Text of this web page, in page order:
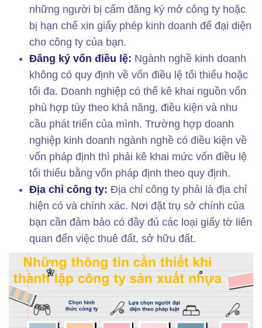
những người bị cấm đăng ký mở công ty hoặc
bị hạn chế xin giấy phép kinh doanh để đại diện
cho công ty của bạn.
Đăng ký vốn điều lệ: Ngành nghề kinh doanh
không có quy định về vốn điều lệ tối thiểu hoặc
tối đa. Doanh nghiệp có thể kê khai nguồn vốn
phù hợp tùy theo khả năng, điều kiện và nhu
cầu phát triển của mình. Trường hợp doanh
nghiệp kinh doanh ngành nghề có điều kiện về
vốn pháp định thì phải kê khai mức vốn điều lệ
tối thiểu bằng vốn pháp định theo quy định.
Địa chỉ công ty: Địa chỉ công ty phải là địa chỉ
hiện có và chính xác. Nơi đặt trụ sở chính của
bạn cần đảm bảo có đầy đủ các loại giấy tờ liên
quan đến việc thuê đất, sở hữu đất.